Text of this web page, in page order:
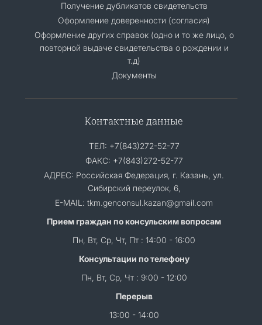
Получение дубликатов свидетельств
Оформление доверенности (согласия)
Оформление других справок (одно и то же лицо, о
повторной выдаче свидетельства о рождении и
т.д)
Документы
Контактные данные
ТЕЛ: +7(843)272-52-77
ФАКС: +7(843)272-52-77
АДРЕС: Российская Федерация, г. Казань, ул.
Сибирский переулок, 6,
E-MAIL: tkm.genconsul.kazan@gmail.com
Прием граждан по консульским вопросам
Пн, Вт, Ср, Чт, Пт : 14:00 - 16:00
Консультации по телефону
Пн, Вт, Ср, Чт : 9:00 - 12:00
Перерыв
13:00 - 14:00